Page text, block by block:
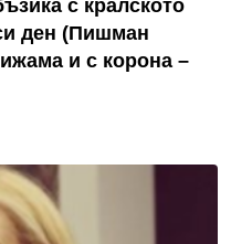
с кралското
ден (Пишман
и с корона –